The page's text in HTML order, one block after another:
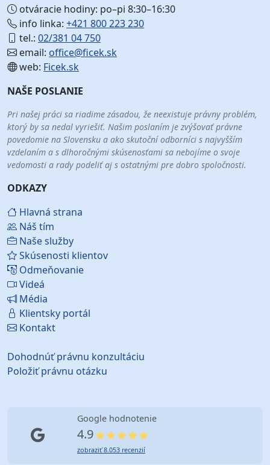
otváracie hodiny: po–pi 8:30–16:30
info linka: +421 800 223 230
tel.: 02/381 04 750
email: office@ficek.sk
web: Ficek.sk
NAŠE POSLANIE
Pri našej práci sa riadime zásadou, že neexistuje právny problém,
ktorý by sa nedal vyriešiť. Našim poslaním je zvýšovať právne
povedomie na Slovensku a ako skutoční odborníci s najvyšším
vzdelaním a s dlhoročnými skúsenosťami sa nebojíme o svoje
vedomosti a rady podeliť aj s ostatnými pre dobro spoločnosti.
ODKAZY
Hlavná strana
Náš tím
Naše služby
Skúsenosti klientov
Odmeňovanie
Videá
Média
Klientsky portál
Kontakt
Dohodnúť právnu konzultáciu
Položiť právnu otázku
Google hodnotenie
4.9
zobraziť 8.053 recenzií